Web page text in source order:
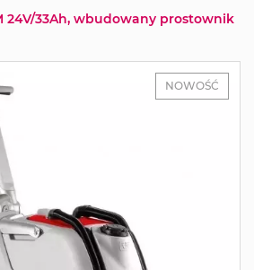
24V/33Ah, wbudowany prostownik
NOWOŚĆ